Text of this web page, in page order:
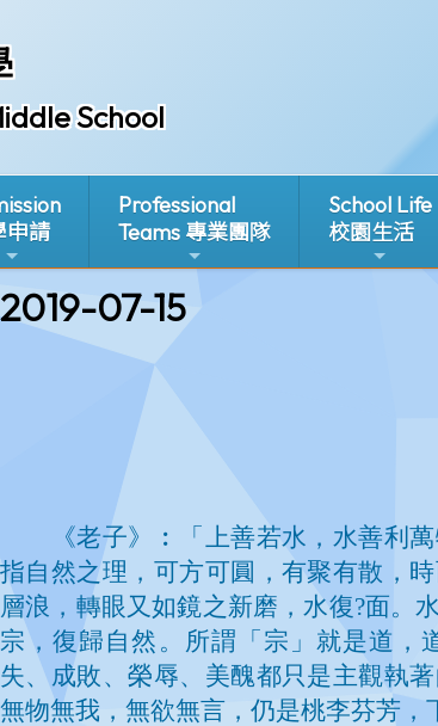
School
申請
Professional
Teams 專業團隊
School Life
校園生活
2019-07-15